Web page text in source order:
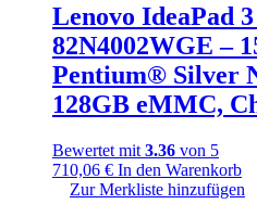
Lenovo IdeaPad
82N4002WGE –
Pentium® Silver
128GB eMMC,
Bewertet mit 3.36 von 5
710,06 € In den Warenkorb
Zur Merkliste hinzufügen